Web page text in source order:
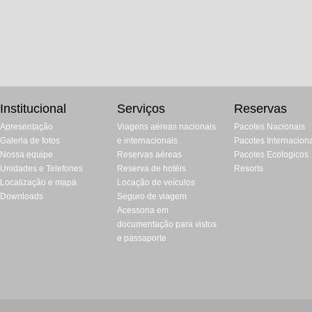
Institucional
Apresentação
Galeria de fotos
Nossa equipe
Unidades e Telefones
Localização e mapa
Downloads
Serviços
Viagens aéreas nacionais
e internacionais
Reservas aéreas
Reserva de hotéis
Locação de veículos
Seguro de viagem
Acessoria em
documentação para vistos
e passaporte
Reservas
Pacotes Nacionais
Pacotes
Pacotes Ecologicos
Resorts